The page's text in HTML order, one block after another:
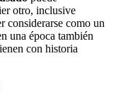
otro, inclusive
considerarse como un
una época también
con historia